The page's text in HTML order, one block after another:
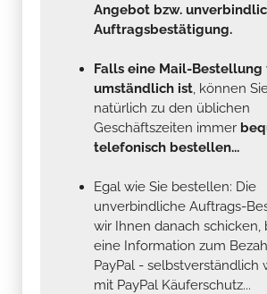
Angebot bzw.
Auftragsbestätigung.
Falls eine Mail-Bestellung
umständlich ist, können
natürlich zu den üblichen
Geschäftszeiten immer
telefonisch bestellen...
Egal wie Sie bestellen: Die
unverbindliche Auftrags-
wir Ihnen danach schicken,
eine Information zum
PayPal - selbstverständlich
mit PayPal Käuferschutz...